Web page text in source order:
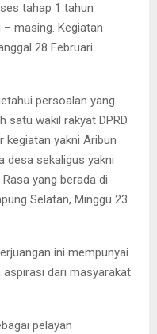
tahap 1 tahun
masing. Kegiatan
28 Februari
persoalan yang
satu wakil rakyat DPRD
kegiatan yakni Aribun
desa sekaligus yakni
yang berada di
Selatan, Minggu 23
ini mempunyai
dari masyarakat
pelayan